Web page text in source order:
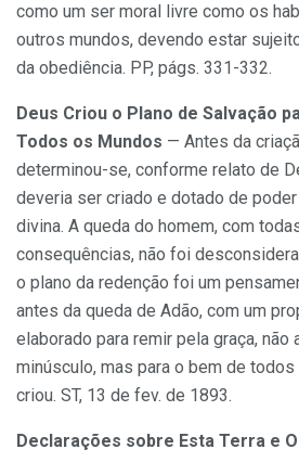
como um ser moral livre como os
outros mundos, devendo estar
da obediência. PP, págs. 331-332.
Deus Criou o Plano de Salvação
Todos os Mundos — Antes da
determinou-se, conforme relato de
deveria ser criado e dotado de
divina. A queda do homem, com
consequências, não foi
o plano da redenção foi um
antes da queda de Adão, com um
elaborado para remir pela graça, não
minúsculo, mas para o bem de
criou. ST, 13 de fev. de 1893.
Declarações sobre Esta Terra e